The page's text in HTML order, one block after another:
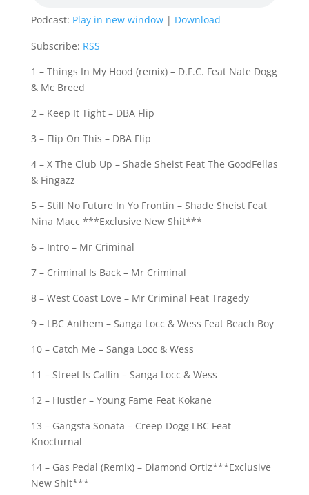
Podcast: Play in new window| Download
Subscribe: RSS
1 – Things In My Hood (remix) – D.F.C. Feat Nate Dogg
& Mc Breed
2 – Keep It Tight – DBA Flip
3 – Flip On This – DBA Flip
4 – X The Club Up – Shade Sheist Feat The GoodFellas
& Fingazz
5 – Still No Future In Yo Frontin – Shade Sheist Feat
Nina Macc ***Exclusive New Shit***
6 – Intro – Mr Criminal
7 – Criminal Is Back – Mr Criminal
8 – West Coast Love – Mr Criminal Feat Tragedy
9 – LBC Anthem – Sanga Locc & Wess Feat Beach Boy
10 – Catch Me – Sanga Locc & Wess
11 – Street Is Callin – Sanga Locc & Wess
12 – Hustler – Young Fame Feat Kokane
13 – Gangsta Sonata – Creep Dogg LBC Feat
Knocturnal
14 – Gas Pedal (Remix) – Diamond Ortiz***Exclusive
New Shit***